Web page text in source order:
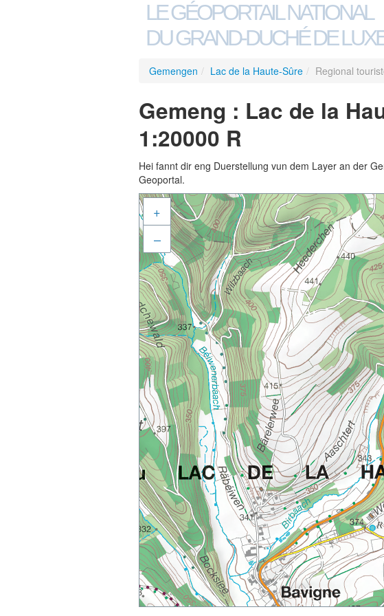
LE GÉOPORTAIL NATIONAL
DU GRAND-DUCHÉ DE
Gemengen / Lac de la Haute-Sûre / Regional
Gemeng : Lac de la
1:20000 R
Hei fannt dir eng Duerstellung vun dem Layer an der
Geoportal.
+
–